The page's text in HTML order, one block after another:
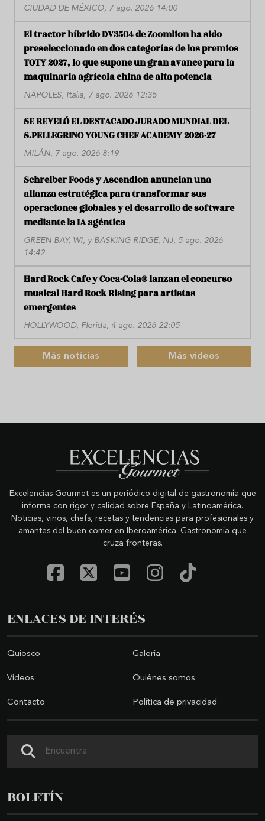
CIUDAD DE MÉXICO, 7 ago. 2026 14:00
El tractor híbrido DV3504 de Zoomlion ha sido
preseleccionado en dos categorías de los premios
TOTY 2027, lo que supone un gran avance para la
maquinaria agrícola china de alta potencia
NÁPOLES, Italia, 7 ago. 2026 12:35
SE REVELÓ EL DESTACADO JURADO MUNDIAL DEL
S.PELLEGRINO YOUNG CHEF ACADEMY 2026-27
MILÁN, 7 ago. 2026 8:19
Schreiber Foods y Ascendion anuncian una
alianza estratégica para transformar sus
operaciones globales y el desarrollo de software
mediante la IA agéntica
GREEN BAY, WI, y BASKING RIDGE, NJ, 5 ago. 2026
14:42
Hard Rock Cafe y Coca-Cola® lanzan el concurso
musical Hard Rock Rising para artistas
emergentes
HOLLYWOOD, Florida, 4 ago. 2026 22:05
Más noticias Más videos
Excelencias Gourmet es un periódico digital de gastronomía que
informa con rigor y calidad sobre España y Latinoamérica.
Noticias, vinos, chefs, recetas y tendencias para profesionales y
amantes del buen comer en Iberoamérica. Gastronomía que
cruza fronteras.
ENLACES DE INTERÉS
Quiosco Galería
Videos Quiénes somos
Contacto Política de privacidad
BOLETÍN